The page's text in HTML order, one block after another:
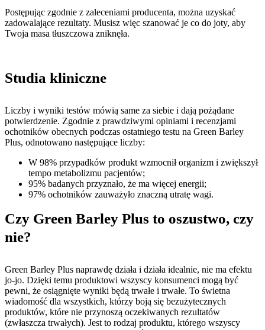
Postępując zgodnie z zaleceniami producenta, można uzyskać
zadowalające rezultaty. Musisz więc szanować je co do joty, aby
Twoja masa tłuszczowa zniknęła.
Studia kliniczne
Liczby i wyniki testów mówią same za siebie i dają pożądane
potwierdzenie. Zgodnie z prawdziwymi opiniami i recenzjami
ochotników obecnych podczas ostatniego testu na Green Barley
Plus, odnotowano następujące liczby:
W 98% przypadków produkt wzmocnił organizm i zwiększył
tempo metabolizmu pacjentów;
95% badanych przyznało, że ma więcej energii;
97% ochotników zauważyło znaczną utratę wagi.
Czy Green Barley Plus to oszustwo, czy
nie?
Green Barley Plus naprawdę działa i działa idealnie, nie ma efektu
jo-jo. Dzięki temu produktowi wszyscy konsumenci mogą być
pewni, że osiągnięte wyniki będą trwałe i trwałe. To świetna
wiadomość dla wszystkich, którzy boją się bezużytecznych
produktów, które nie przynoszą oczekiwanych rezultatów
(zwłaszcza trwałych). Jest to rodzaj produktu, którego wszyscy